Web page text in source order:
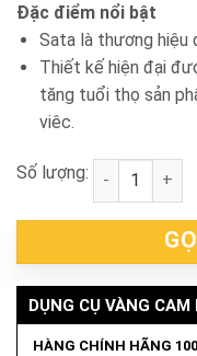
Đặc điểm nổi bật
Sata là thương hiệu
Thiết kế hiện đại
tăng tuổi thọ sản
viêc.
Số lượng: Máy mài
DỤNG CỤ VÀNG CAM
HÀNG CHÍNH HÃNG